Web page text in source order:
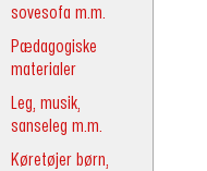
sovesofa m.m.
Pædagogiske
materialer
Leg, musik,
sanseleg m.m.
Køretøjer børn,